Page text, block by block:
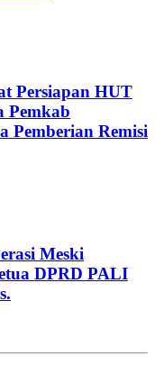
Persiapan HUT
Pemkab
Pemberian Remisi
Meski
DPRD PALI